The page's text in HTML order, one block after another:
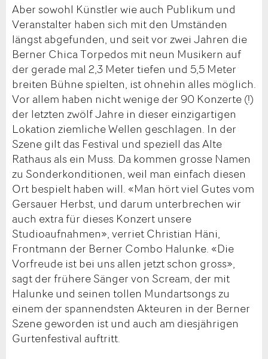
Aber sowohl Künstler wie auch Publikum und
Veranstalter haben sich mit den Umständen
längst abgefunden, und seit vor zwei Jahren die
Berner Chica Torpedos mit neun Musikern auf
der gerade mal 2,3 Meter tiefen und 5,5 Meter
breiten Bühne spielten, ist ohnehin alles möglich.
Vor allem haben nicht wenige der 90 Konzerte (!)
der letzten zwölf Jahre in dieser einzigartigen
Lokation ziemliche Wellen geschlagen. In der
Szene gilt das Festival und speziell das Alte
Rathaus als ein Muss. Da kommen grosse Namen
zu Sonderkonditionen, weil man einfach diesen
Ort bespielt haben will. «Man hört viel Gutes vom
Gersauer Herbst, und darum unterbrechen wir
auch extra für dieses Konzert unsere
Studioaufnahmen», verriet Christian Häni,
Frontmann der Berner Combo Halunke. «Die
Vorfreude ist bei uns allen jetzt schon gross»,
sagt der frühere Sänger von Scream, der mit
Halunke und seinen tollen Mundartsongs zu
einem der spannendsten Akteuren in der Berner
Szene geworden ist und auch am diesjährigen
Gurtenfestival auftritt.